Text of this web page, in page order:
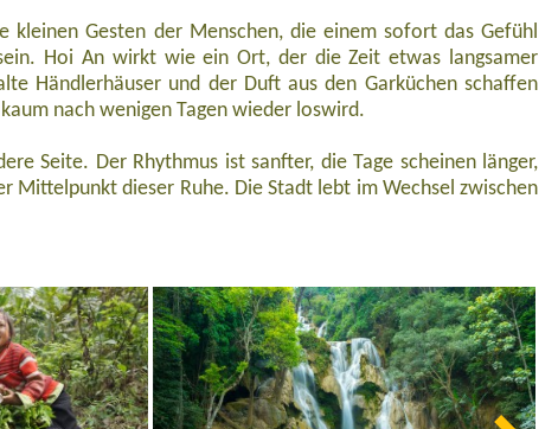
nach wenigen Tagen wieder loswird.
Seite. Der Rhythmus ist sanfter, die Tage scheinen länger,
Mittelpunkt dieser Ruhe. Die Stadt lebt im Wechsel zwischen